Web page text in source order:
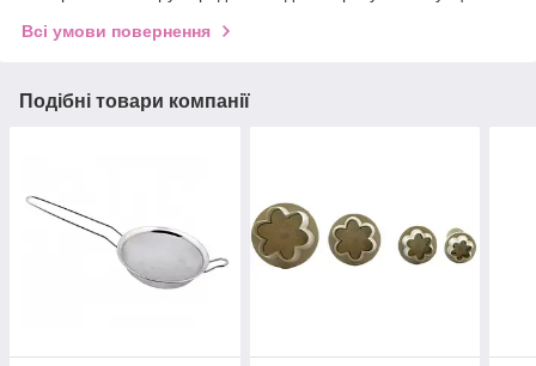
Всі умови повернення
Подібні товари компанії